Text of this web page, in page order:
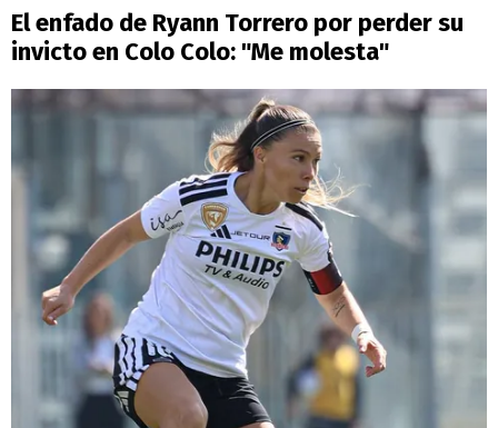
El enfado de Ryann Torrero por perder su
invicto en Colo Colo: "Me molesta"